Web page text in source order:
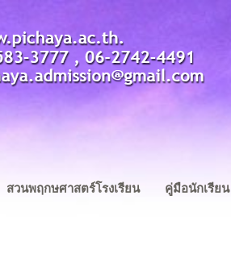
สวนพฤกษศาสตร์โรงเรียน คู่มือนักเรียน